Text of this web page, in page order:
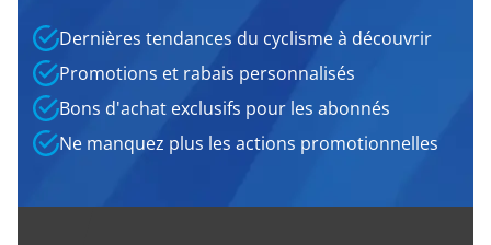
Dernières tendances du cyclisme à découvrir
Promotions et rabais personnalisés
Bons d'achat exclusifs pour les abonnés
Ne manquez plus les actions promotionnelles